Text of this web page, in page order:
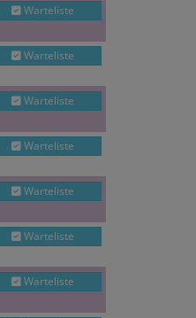
Warteliste
Warteliste
Warteliste
Warteliste
Warteliste
Warteliste
Warteliste